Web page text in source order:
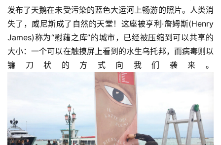
发布了天鹅在未受污染的蓝色大运河上畅游的照片。人类消
失了，威尼斯成了自然的天堂！这座被亨利·詹姆斯(Henry
James)称为“慰藉之库”的城市，已经被压缩到可以共享的
大小：一个可以在触摸屏上看到的水生乌托邦，而病毒则以
镰刀状的方式向我们袭来。